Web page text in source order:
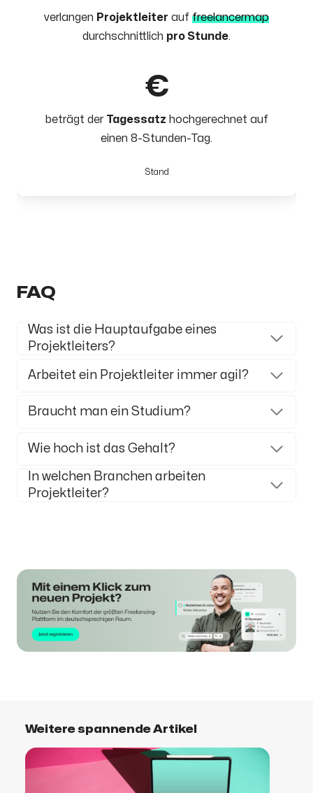
verlangen Projektleiter auf freelancermap
durchschnittlich pro Stunde.
€
beträgt der Tagessatz hochgerechnet auf
einen 8-Stunden-Tag.
Stand
FAQ
Was ist die Hauptaufgabe eines
Projektleiters?
Arbeitet ein Projektleiter immer agil?
Braucht man ein Studium?
Wie hoch ist das Gehalt?
In welchen Branchen arbeiten
Projektleiter?
Weitere spannende Artikel